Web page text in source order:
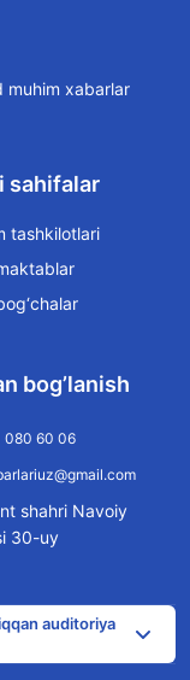
muhim xabarlar
sahifalar
tashkilotlari
bog’lanish
080 60 06
shahri Navoiy
30-uy
auditoriya